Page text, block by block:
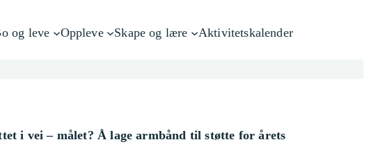
og leve Oppleve Skape og lære Aktivitetskalender
i vei – målet? Å lage armbånd til støtte for årets